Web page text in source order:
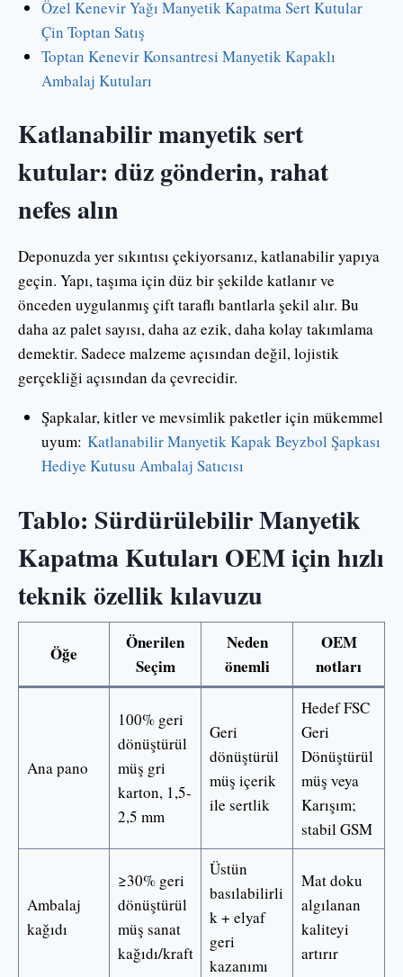
Özel Kenevir Yağı Manyetik Kapatma Sert Kutular
Çin Toptan Satış
Toptan Kenevir Konsantresi Manyetik Kapaklı
Ambalaj Kutuları
Katlanabilir manyetik sert
kutular: düz gönderin, rahat
nefes alın
Deponuzda yer sıkıntısı çekiyorsanız, katlanabilir yapıya
geçin. Yapı, taşıma için düz bir şekilde katlanır ve
önceden uygulanmış çift taraflı bantlarla şekil alır. Bu
daha az palet sayısı, daha az ezik, daha kolay takımlama
demektir. Sadece malzeme açısından değil, lojistik
gerçekliği açısından da çevrecidir.
Şapkalar, kitler ve mevsimlik paketler için mükemmel
uyum: Katlanabilir Manyetik Kapak Beyzbol Şapkası
Hediye Kutusu Ambalaj Satıcısı
Tablo: Sürdürülebilir Manyetik
Kapatma Kutuları OEM için hızlı
teknik özellik kılavuzu
Öğe
Önerilen
Seçim
Neden
önemli
OEM
notları
Ana pano
100% geri
dönüştürül
müş gri
karton, 1,5-
2,5 mm
Geri
dönüştürül
müş içerik
ile sertlik
Hedef FSC
Geri
Dönüştürül
müş veya
Karışım;
stabil GSM
Ambalaj
kağıdı
≥30% geri
dönüştürül
müş sanat
kağıdı/kraft
Üstün
basılabilirli
k + elyaf
geri
kazanımı
Mat doku
algılanan
kaliteyi
artırır